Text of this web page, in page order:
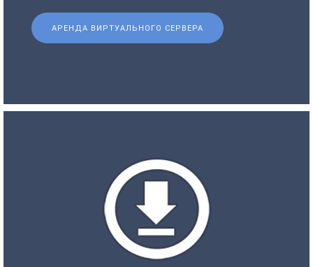
АРЕНДА ВИРТУАЛЬНОГО СЕРВЕРА